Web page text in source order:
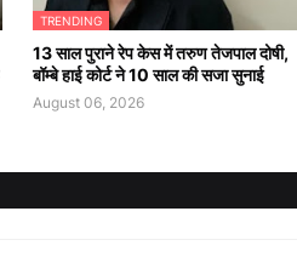
TRENDING
13 साल पुराने रेप केस में तरुण तेजपाल दोषी,
बॉम्बे हाई कोर्ट ने 10 साल की सजा सुनाई
August 06, 2026